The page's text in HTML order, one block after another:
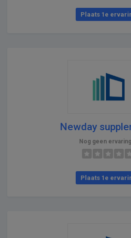
Plaats 1e
Newday
Nog geen
Plaats 1e